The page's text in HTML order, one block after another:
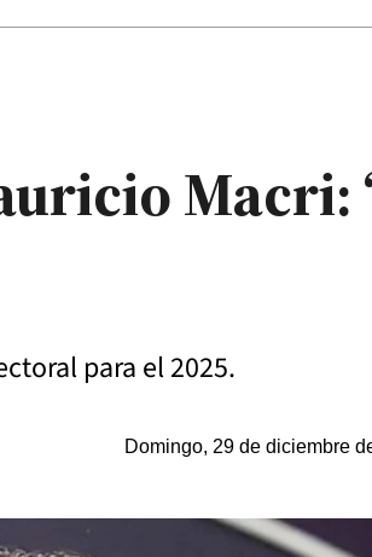
Macri:
para el 2025.
Domingo, 29 de diciembre